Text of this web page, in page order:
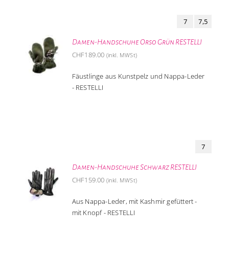
Damen-Handschuhe Orso Grün RESTELLI
7 7,5
CHF189.00 (inkl. MWSt)
Fäustlinge aus Kunstpelz und Nappa-Leder
- RESTELLI
Damen-Handschuhe Schwarz RESTELLI
7
CHF159.00 (inkl. MWSt)
Aus Nappa-Leder, mit Kashmir gefüttert -
mit Knopf - RESTELLI